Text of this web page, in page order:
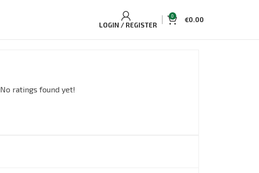
LOGIN / REGISTER
0 €0.00
No ratings found yet!